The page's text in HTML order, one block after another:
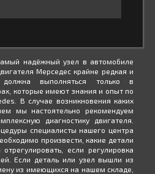
надёжный узел в автомобиле
Мерседес крайне редкая и
выполняться только в
которые имеют знания и опыт по
В случае возникновения каких
мы настоятельно рекомендуем
диагностику двигателя.
специалисты нашего центра
произвести, какие детали
если регулировка
Если деталь или узел вышли из
из имеющихся на нашем складе,